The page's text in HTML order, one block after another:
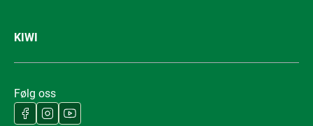
KIWI
Følg oss